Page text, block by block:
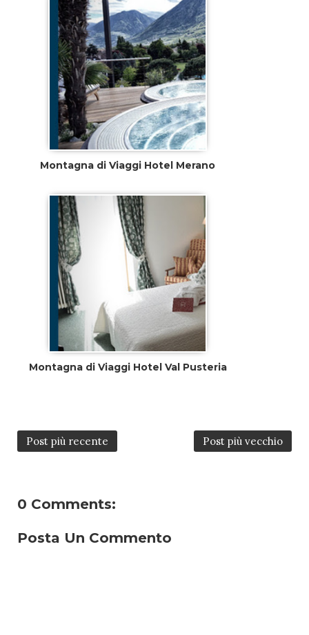
Montagna di Viaggi Hotel Merano
Montagna di Viaggi Hotel Val Pusteria
Post più recente Post più vecchio
0 Comments:
Posta Un Commento